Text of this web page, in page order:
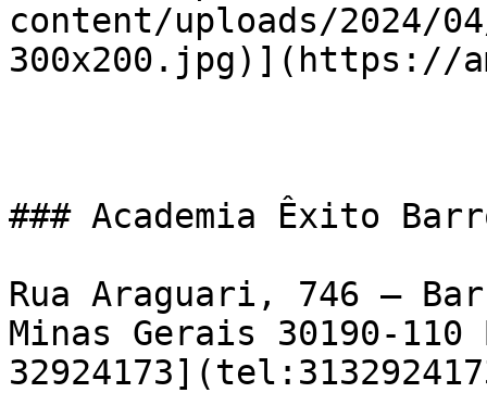
content/uploads/2024/
300x200.jpg)](https://
### Academia Êxito
Rua Araguari, 746 –
Minas Gerais 30190-